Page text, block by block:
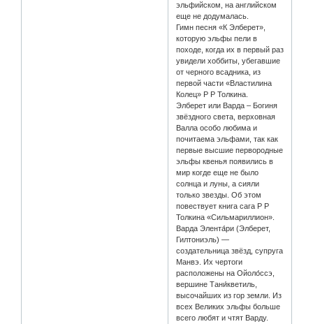
эльфийском, на английском
еще не додумалась.
Гимн песня «К Элберет»,
которую эльфы пели в
походе, когда их в первый раз
увидели хоббиты, убегавшие
от черного всадника, из
первой части «Властилина
Колец» Р Р Толкина.
Элберет или Варда – Богиня
звёздного света, верховная
Валла особо любима и
почитаема эльфами, так как
первые высшие первородные
эльфы квенья появились в
мир когде еще не было
солнца и луны, а сияли
только звезды. Об этом
повествует книга сага Р Р
Толкина «Сильмариллион».
Варда Элента́ри (Элберет,
Гилтониэль) —
создательница звёзд, супруга
Манвэ. Их чертоги
расположены на Ойоло́ссэ,
вершине Тани́кветиль,
высочайших из гор земли. Из
всех Великих эльфы больше
всего любят и чтят Варду.